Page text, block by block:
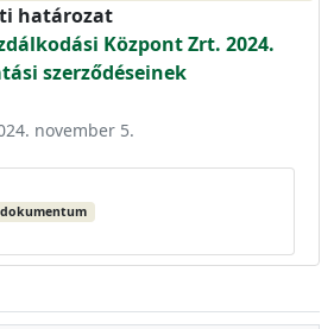
határozat
Központ Zrt. 2024.
szerződéseinek
november 5.
dokumentum